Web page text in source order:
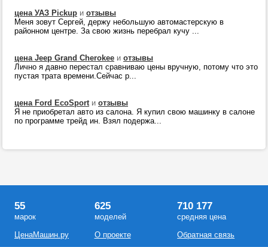
цена УАЗ Pickup и отзывы
Меня зовут Сергей, держу небольшую автомастерскую в
районном центре. За свою жизнь перебрал кучу ...
цена Jeep Grand Cherokee и отзывы
Лично я давно перестал сравниваю цены вручную, потому что это
пустая трата времени.Сейчас р...
цена Ford EcoSportи отзывы
Я не приобретал авто из салона. Я купил свою машинку в салоне
по программе трейд ин. Взял подержа...
55
марок
ЦенаМашин.ру
625
моделей
О проекте
710 177
средняя цена
Обратная связь